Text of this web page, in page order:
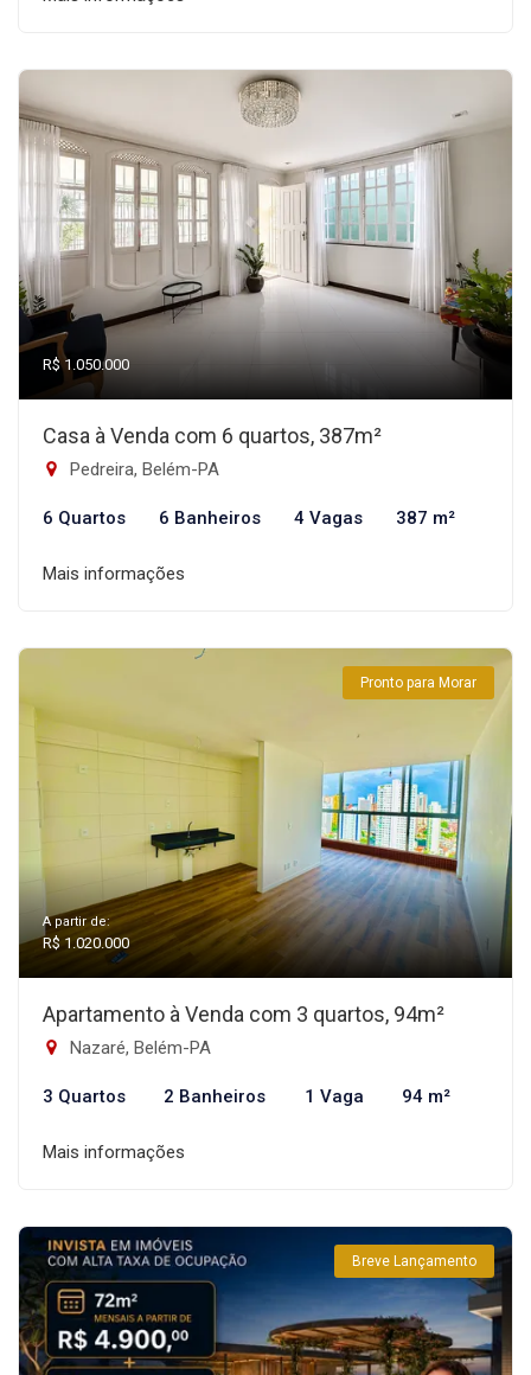
R$ 1.050.000
Casa à Venda com 6 quartos, 387m²
Pedreira, Belém-PA
6 Quartos 6 Banheiros 4 Vagas 387 m²
Mais informações
Pronto para Morar
A partir de:
R$ 1.020.000
Apartamento à Venda com 3 quartos, 94m²
Nazaré, Belém-PA
3 Quartos 2 Banheiros 1 Vaga 94 m²
Mais informações
Breve Lançamento